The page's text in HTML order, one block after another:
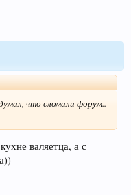
что сломали форум..
валяетца, а с